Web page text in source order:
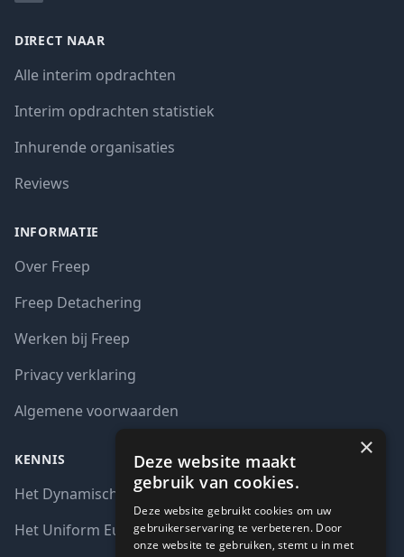
DIRECT NAAR
Alle interim opdrachten
Interim opdrachten statistiek
Inhurende organisaties
Reviews
INFORMATIE
Over Freep
Freep Detachering
Werken bij Freep
Privacy verklaring
Algemene voorwaarden
KENNIS
Het Dynamisch aankoopsysteem (DAS)
Het Uniform Europees Aanbestedingsdocument (UEA)
×
Deze website maakt
gebruik van cookies.
Deze website gebruikt cookies om uw
gebruikerservaring te verbeteren. Door
onze website te gebruiken, stemt u in met